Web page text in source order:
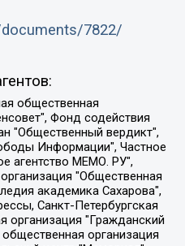
7822/
ответственностью "Честные выборы", Еланчик Олег Александрович, Общество с ограниченной ответственностью "Нобелевский призыв", Гималова Регина Эмилевна, Григорьев Андрей Валерьевич, Григорьева Алина Александровна, Ассоциация по содействию защите прав призывников, альтернативнослужащих и военнослужащих "Правозащитная группа "Гражданин.Армия.Право", Хисамова Регина Фаритовна, Автономная некоммерческая организация по реализации социально-правовых программ "Лилит", Дальневосточное общественное движение "Маяк", Санкт-Петербургская ЛГБТ-инициативная группа "Выход", Инициативная группа ЛГБТ+ "Реверс", Алексеев Андрей Викторович, Бекбулатова Таисия Львовна, Беляев Иван Михайлович, Владыкина Елена Сергеевна, Гельман Марат Александрович, Никульшина Вероника Юрьевна, Толоконникова Надежда Андреевна, Шендерович Виктор Анатольевич, Общество с ограниченной ответственностью "Данное сообщение", Общество с ограниченной ответственностью Издательский дом "Новая глава", Айнбиндер Александра Александровна, Московский комьюнити-центр для ЛГБТ+инициатив, Благотворительный фонд развития филантропии, Deutsche Welle (Германия, Kurt-Schumacher-Strasse 3, 53113 Bonn), Борзунова Мария Михайловна, Воробьев Виктор Викторович, Голубева Анна Львовна, Константинова Алла Михайловна, Малкова Ирина Владимировна, Мурадов Мурад Абдулгалимович, Осетинская Елизавета Николаевна, Понасенков Евгений Николаевич, Ганапольский Матвей Юрьевич, Киселев Евгений Алексеевич, Борухович Ирина Григорьевна, Дремин Иван Тимофеевич, Дубровский Дмитрий Викторович, Красноярская региональная общественная организация поддержки и развития альтернативных образовательных технологий и межкультурных коммуникаций "ИНТЕРРА", Маяковская Екатерина Алексеевна, Фейгин Марк Захарович, Филимонов Андрей Викторович, Дзугкоева Регина Николаевна, Доброхотов Роман Александрович, Дудь Юрий Александрович, Елкин Сергей Владимирович, Кругликов Кирилл Игоревич, Сабунаева Мария Леонидовна, Семенов Алексей Владимирович, Шаинян Карен Багратович, Шульман Екатерина Михайловна, Асафьев Артур Валерьевич, Вахштайн Виктор Семенович, Венедиктов Алексей Алексеевич, Лушникова Екатерина Евгеньевна, Волков Леонид Михайлович, Невзоров Александр Глебович, Пархоменко Сергей Борисович, Сироткин Ярослав Николаевич, Кара-Мурза Владимир Владимирович, Баранова Наталья Владимировна, Гозман Леонид Яковлевич, Кагарлицкий Борис Юльевич, Климарев Михаил Валерьевич, Милов Владимир Станиславович, Автономная некоммерческая организация Краснодарский центр современного искусства "Типография", Моргенштерн Алишер Тагирович, Соболь Любовь Эдуардовна, Общество с ограниченной ответственностью "ЛИЗА НОРМ", Каспаров Гарри Кимович, Ходорковский Михаил Борисович, Общество с ограниченной ответственностью "Апрельские тезисы", Данилович Ирина Брониславовна, Кашин Олег Владимирович, Петров Николай Владимирович, Пивоваров Алексей Владимирович, Соколов Михаил Владимирович, Цветкова Юлия Владимировна, Чичваркин Евгений Александрович, Комитет против пыток/Команда против пыток, Общество с ограниченной ответственностью "Первый научный", Общество с ограниченной ответственностью "Вертолет и ко", Белоцерковская Вероника Борисовна, Кац Максим Евгеньевич, Лазарева Татьяна Юрьевна, Шаведдинов Руслан Табризович, Яшин Илья Валерьевич, Общество с ограниченной ответственностью "Иноагент ААВ", Алешковский Дмитрий Петрович, Альбац Евгения Марковна, Быков Дмитрий Львович, Галямина Юлия Евгеньевна, Лойко Сергей Леонидович, Мартынов Кирилл Константинович, Медведев Сергей Александрович, Крашенинников Федор Геннадиевич, Гордеева Катерина Вл